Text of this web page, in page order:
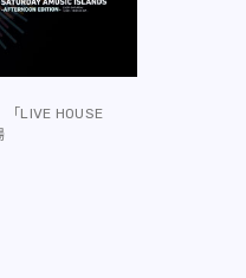
LIVE HOUSE